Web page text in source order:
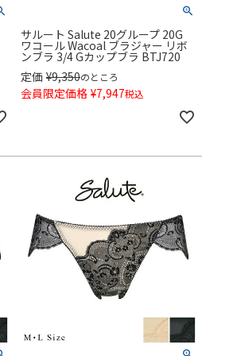
サルート Salute 20グループ 20G
ワコール Wacoal ブラジャー リボ
ンブラ 3/4 Gカップブラ BTJ720
定価 ¥9,350のところ
会員限定価格 ¥7,947税込